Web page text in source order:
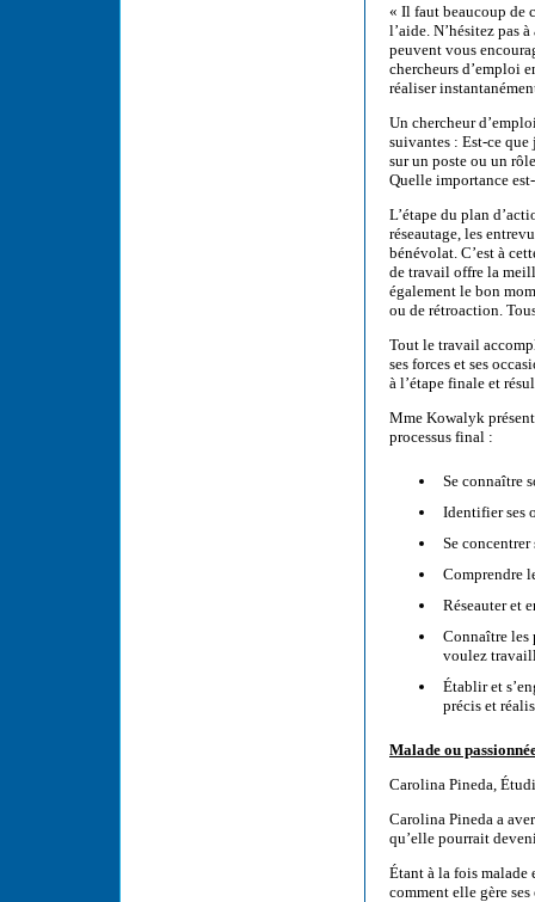
« Il faut beaucoup de
l’aide. N’hésitez pas
peuvent vous
chercheurs d’emploi
réaliser
Un chercheur
suivantes : Est-ce
sur un poste ou un
Quelle importance
L’étape du plan
réseautage, les
bénévolat. C’est à
de travail offre la
également le bon
ou de rétroaction.
Tout le travail
ses forces et ses
à l’étape finale et
Mme Kowalyk
processus final :
Se connaître
Identifier ses
Se
Comprendre
Réseauter et
Connaître les
voulez
Établir et
précis et
Malade ou
Carolina Pineda,
Carolina Pineda a
qu’elle pourrait
Étant à la fois malade
comment elle gère